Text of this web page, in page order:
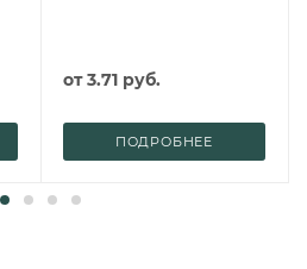
от3.71 руб.
ПОДРОБНЕЕ